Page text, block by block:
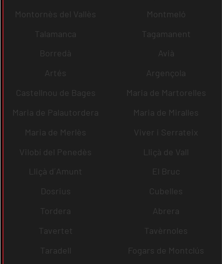
Montornès del Vallès
Montmeló
Talamanca
Tagamanent
Borredà
Avià
Artés
Argençola
Castellnou de Bages
Maria de Martorelles
Maria de Palautordera
Maria de Miralles
Maria de Merlès
Viver i Serrateix
Vilobí del Penedès
Lliçà de Vall
Lliçà d´Amunt
El Bruc
Dosrius
Cubelles
Tordera
Abrera
Tavertet
Tavèrnoles
Taradell
Fogars de Montclús